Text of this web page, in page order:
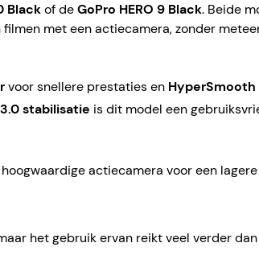
Blackof deGoPro HERO 9 Black. Beide
met een actiecamera, zonder
voor snellere prestaties en
stabilisatie is dit model een
actiecamera voor een
het gebruik ervan reikt veel verder